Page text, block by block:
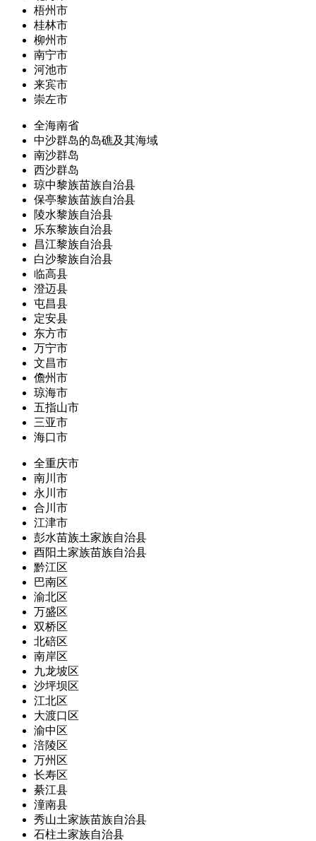
梧州市
桂林市
柳州市
南宁市
河池市
来宾市
崇左市
全海南省
中沙群岛的岛礁及其海域
南沙群岛
西沙群岛
琼中黎族苗族自治县
保亭黎族苗族自治县
陵水黎族自治县
乐东黎族自治县
昌江黎族自治县
白沙黎族自治县
临高县
澄迈县
屯昌县
定安县
东方市
万宁市
文昌市
儋州市
琼海市
五指山市
三亚市
海口市
全重庆市
南川市
永川市
合川市
江津市
彭水苗族土家族自治县
酉阳土家族苗族自治县
黔江区
巴南区
渝北区
万盛区
双桥区
北碚区
南岸区
九龙坡区
沙坪坝区
江北区
大渡口区
渝中区
涪陵区
万州区
长寿区
綦江县
潼南县
秀山土家族苗族自治县
石柱土家族自治县